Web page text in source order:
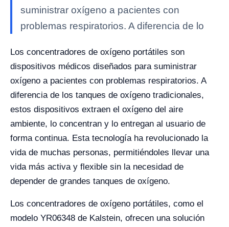
suministrar oxígeno a pacientes con
problemas respiratorios. A diferencia de lo
Los concentradores de oxígeno portátiles son
dispositivos médicos diseñados para suministrar
oxígeno a pacientes con problemas respiratorios. A
diferencia de los tanques de oxígeno tradicionales,
estos dispositivos extraen el oxígeno del aire
ambiente, lo concentran y lo entregan al usuario de
forma continua. Esta tecnología ha revolucionado la
vida de muchas personas, permitiéndoles llevar una
vida más activa y flexible sin la necesidad de
depender de grandes tanques de oxígeno.
Los concentradores de oxígeno portátiles, como el
modelo YR06348 de Kalstein, ofrecen una solución